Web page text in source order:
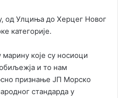
од Улциња до Херцег Новог
категорије.
које су носиоци
и то нам
признање ЈП Морско
стандарда у